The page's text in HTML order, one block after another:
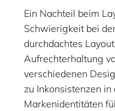
Ein Nachteil beim
Schwierigkeit bei
durchdachtes
Aufrechterhaltung
verschiedenen
zu Inkonsistenzen
Markenidentitäten